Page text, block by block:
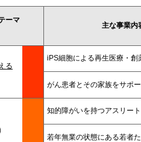
ーマ
主な事業内
る
iPS細胞による再生医療・創
がん患者とその家族をサポ
知的障がいを持つアスリー
若年無業の状態にある若者